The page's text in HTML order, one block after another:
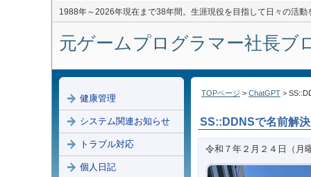
1988年～2026年現在まで38年間。生涯現役を目指して日々の活動
元ゲームプログラマー社長ブ
TOPページ > ChatGPT >
SS::DDNSで名前解
令和７年２月２４日（月
健康管理
システム関連お知らせ
トラブル対応
個人日記